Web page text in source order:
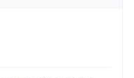
文内容，只保留纯净的